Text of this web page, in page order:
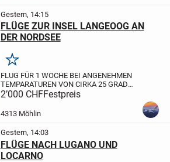
Gestern, 14:15
FLÜGE ZUR INSEL LANGEOOG AN
DER NORDSEE
Merken
FLUG FÜR 1 WOCHE BEI ANGENEHMEN
TEMPARATUREN VON CIRKA 25 GRAD
AUF DER INSEL LANGEOOG IN DER
NORDSEE VERBRINGEN.
WIRD DAS KLIMA AN DER NORDSEE
ANGENEHM...
2’000 CHFFestpreis
4313 Möhlin
Gestern, 14:03
FLÜGE NACH LUGANO UND
LOCARNO